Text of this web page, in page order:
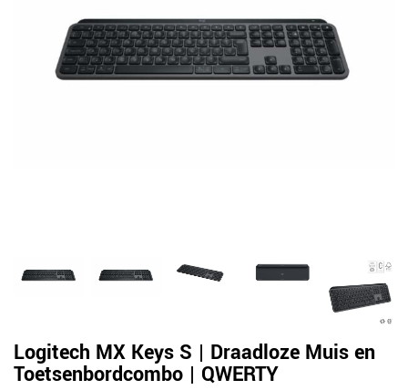
Logitech MX Keys S | Draadloze Muis en
Toetsenbordcombo | QWERTY